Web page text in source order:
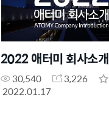
2022 애터미 회사소개
30,540 3,226
2022.01.17